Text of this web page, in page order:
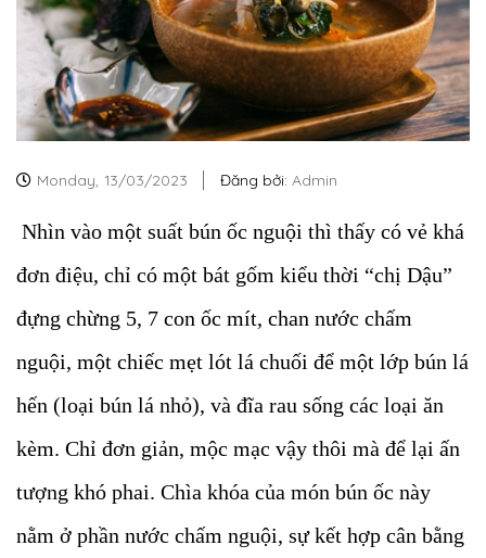
Monday, 13/03/2023 Đăng bởi: Admin
Nhìn vào một suất bún ốc nguội thì thấy có vẻ khá
đơn điệu, chỉ có một bát gốm kiểu thời “chị Dậu”
đựng chừng 5, 7 con ốc mít, chan nước chấm
nguội, một chiếc mẹt lót lá chuối để một lớp bún lá
hến (loại bún lá nhỏ), và đĩa rau sống các loại ăn
kèm. Chỉ đơn giản, mộc mạc vậy thôi mà để lại ấn
tượng khó phai. Chìa khóa của món bún ốc này
nằm ở phần nước chấm nguội, sự kết hợp cân bằng